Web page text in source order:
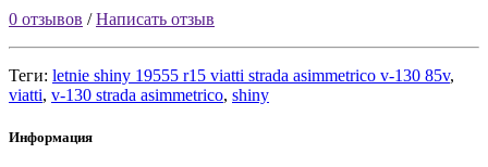
0 отзывов /Написать отзыв
Теги: letnie shiny 19555 r15 viatti strada asimmetrico v-130 85v,
viatti, v-130 strada asimmetrico, shiny
Информация